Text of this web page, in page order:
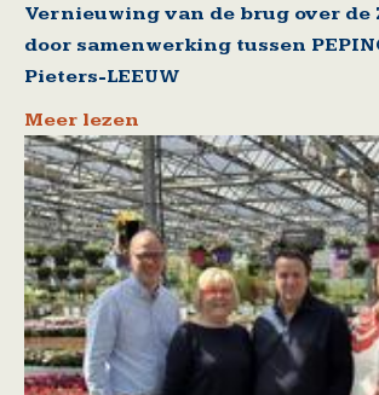
Vernieuwing van de brug over de
door samenwerking tussen
Pieters-LEEUW
Meer lezen